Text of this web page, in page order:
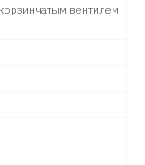
вентилем